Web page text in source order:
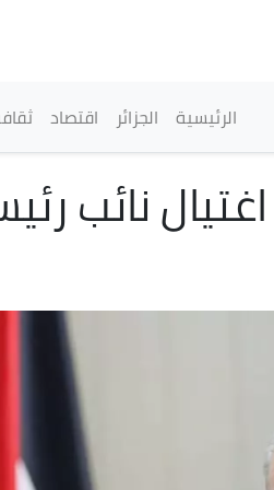
القائمة الرئيسية
الرئيسية الجزائر اقتصاد
نائب